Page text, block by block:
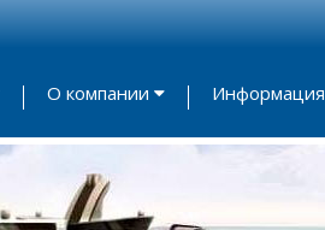
О компании Информация